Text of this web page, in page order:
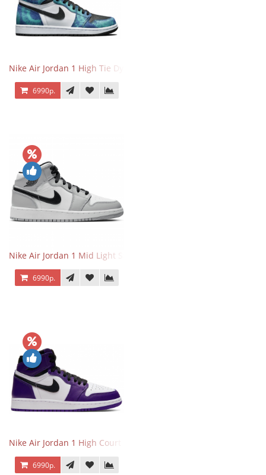
Nike Air Jordan 1 High Tie Dye
6990р.
Nike Air Jordan 1 Mid Light Smoke Grey
6990р.
Nike Air Jordan 1 High Court Purple 2.0
6990р.